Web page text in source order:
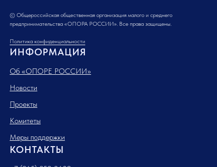
© Общероссийская общественная организация малого и среднего
предпринимательства «ОПОРА РОССИИ». Все права защищены.
Политика конфиденциальности
ИНФОРМАЦИЯ
Об «ОПОРЕ РОССИИ»
Новости
Проекты
Комитеты
Меры поддержки
КОНТАКТЫ